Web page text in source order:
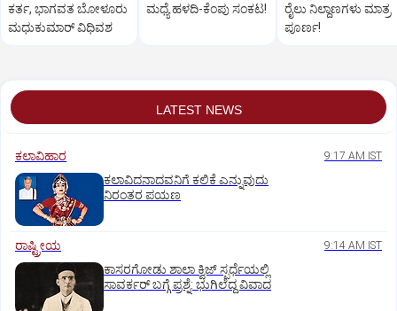
ಕರ್ತ, ಭಾಗವತ ಬೋಳೂರು
ಮಧುಕುಮಾರ್ ವಿಧಿವಶ
ಮಧ್ಯೆ ಹಳದಿ-ಕೆಂಪು ಸಂಕಟ!
ರೈಲು ನಿಲ್ದಾಣಗಳು ಮಾತ್ರ
ಪೂರ್ಣ!
LATEST NEWS
ಕಲಾವಿಹಾರ 9:17 AM IST
ಕಲಾವಿದನಾದವನಿಗೆ ಕಲಿಕೆ ಎನ್ನುವುದು
ನಿರಂತರ ಪಯಣ
ರಾಷ್ಟ್ರೀಯ 9:14 AM IST
ಕಾಸರಗೋಡು ಶಾಲಾ ಕ್ವಿಜ್‌ ಸ್ಪರ್ಧೆಯಲ್ಲಿ
ಸಾವರ್ಕರ್‌ ಬಗ್ಗೆ ಪ್ರಶ್ನೆ: ಭುಗಿಲೆದ್ದ ವಿವಾದ